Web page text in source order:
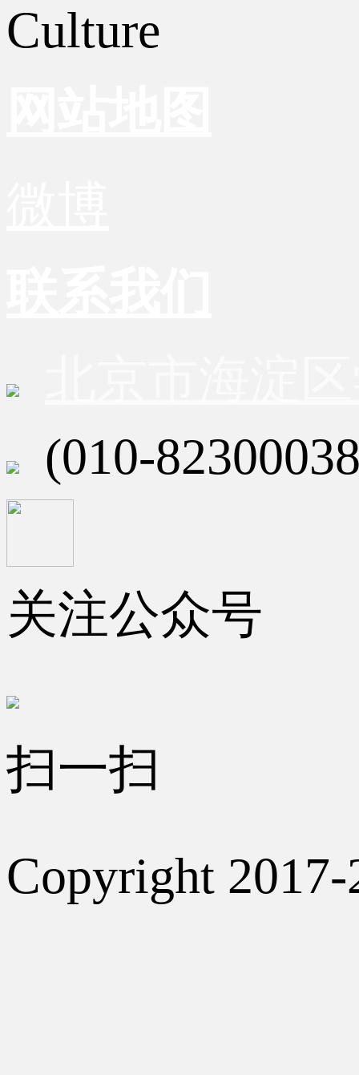
Culture
(010-
关注公众号
扫一扫
Copyright